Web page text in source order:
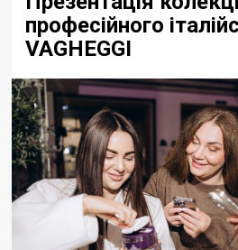
професійного
VAGHEGGI